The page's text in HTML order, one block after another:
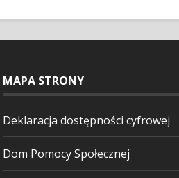
MAPA STRONY
Deklaracja dostępności cyfrowej
Dom Pomocy Społecznej